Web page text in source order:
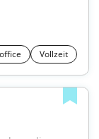
Vollzeit